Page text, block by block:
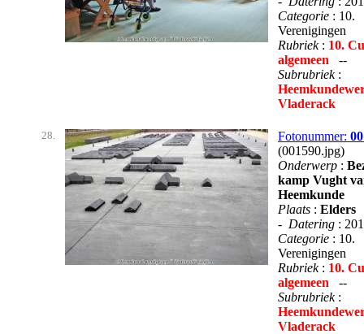
Categorie : 10.
Verenigingen
Rubriek : 10.
algemeen --
Subrubriek :
Vladerack
28. Fotonummer:
(001590.jpg)
Onderwerp :
kamp Vught
Heemkunde
Plaats : Elders
- Datering :
Categorie : 10.
Verenigingen
Rubriek : 10.
algemeen --
Subrubriek :
Vladerack